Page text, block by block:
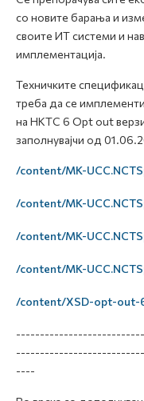
со новите барања и
своите ИТ системи и
имплементација.
Техничките
треба да се
на НКТС 6 Opt out
заполнувајчи од
/content/MK-
/content/MK-
/content/MK-
/content/MK-
/content/XSD-opt-out-
----